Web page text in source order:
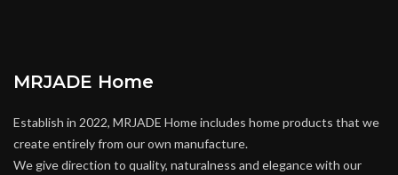
MRJADE Home
Establish in 2022, MRJADE Home includes home products that we
create entirely from our own manufacture.
We give direction to quality, naturalness and elegance with our